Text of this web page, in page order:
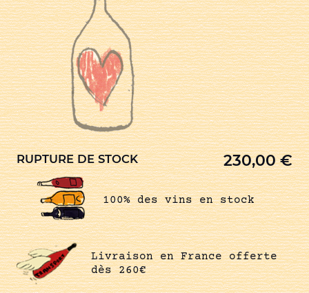
RUPTURE DE STOCK 230,00€
100% des vins en stock
Livraison en France offerte
dès 260€